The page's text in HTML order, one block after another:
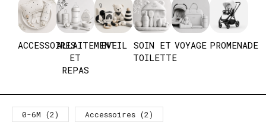
ACCESSOIRESALLAITEMENT
ET
REPAS
EVEIL SOIN ET
TOILETTE
VOYAGE PROMENADE
0-6M (2) Accessoires (2)